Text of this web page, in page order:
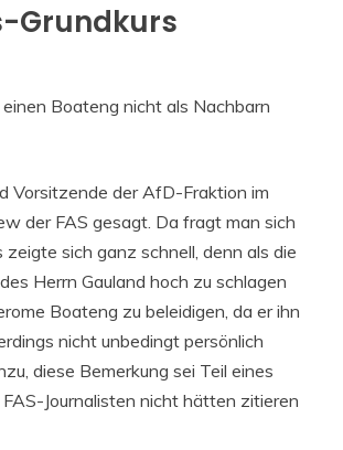
Grundkurs
Boateng nicht als Nachbarn
Vorsitzende der AfD-Fraktion im
der FAS gesagt. Da fragt man sich
sich ganz schnell, denn als die
Herrn Gauland hoch zu schlagen
Boateng zu beleidigen, da er ihn
nicht unbedingt persönlich
diese Bemerkung sei Teil eines
Journalisten nicht hätten zitieren